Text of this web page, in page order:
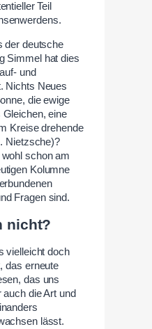
Teil
der deutsche
Simmel hat dies
und
Nichts Neues
die ewige
eine
Kreise drehende
Nietzsche)?
schon am
Kolumne
Fragen sind.
nicht?
vielleicht doch
das erneute
das uns
die Art und
lässt.